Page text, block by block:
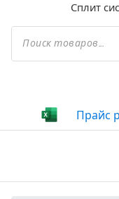
Сплит
Поиск
товаров
Прайс